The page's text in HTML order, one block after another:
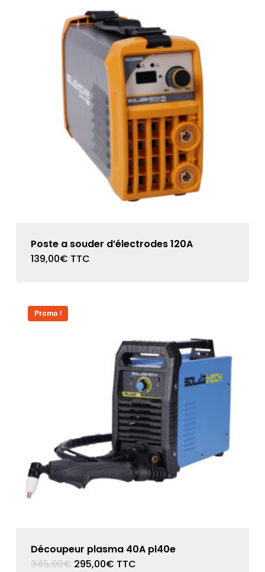
Poste a souder d’électrodes 120A
139,00€ TTC
Promo !
Découpeur plasma 40A pl40e
345,00€ Le
295,00€Le
TTC